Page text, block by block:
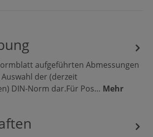
aufgeführten Abmessungen
der (derzeit
DIN-Norm dar.Für Pos… Mehr